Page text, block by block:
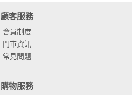
顧客服務
會員制度
門市資訊
常見問題
購物服務